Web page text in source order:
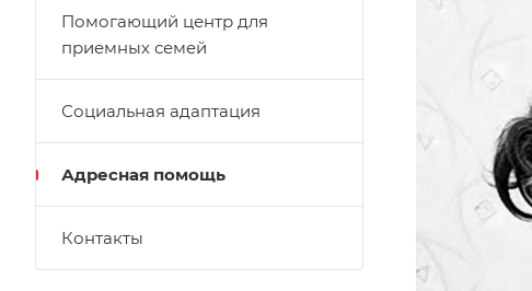
Помогающий центр для
приемных семей
Социальная адаптация
Адресная помощь
Контакты